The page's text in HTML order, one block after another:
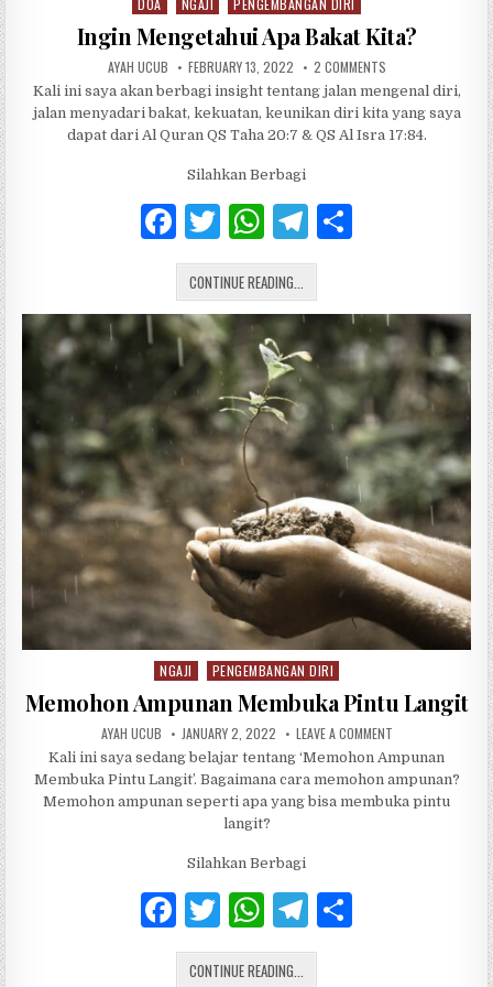
Posted in
DOA NGAJI PENGEMBANGAN DIRI
Ingin Mengetahui Apa Bakat Kita?
AUTHOR:
AYAH UCUB PUBLISHED DATE:
FEBRUARY 13, 2022 2 COMMENTSON INGIN
Kali ini saya akan berbagi insight tentang jalan mengenal diri,
jalan menyadari bakat, kekuatan, keunikan diri kita yang saya
dapat dari Al Quran QS Taha 20:7 & QS Al Isra 17:84.
Silahkan Berbagi
F
a
c
e
b
o
o
k
T
w
it
te
r
W
h
at
s
A
p
p
T
el
e
g
ra
m
e
CONTINUE READING... INGIN MENGETAHUI APA BAKAT
Posted in
NGAJI PENGEMBANGAN DIRI
Memohon Ampunan Membuka Pintu Langit
AUTHOR:
AYAH UCUB PUBLISHED DATE:
JANUARY 2, 2022 LEAVE A COMMENTON MEMOHON
Kali ini saya sedang belajar tentang ‘Memohon Ampunan
Membuka Pintu Langit’. Bagaimana cara memohon ampunan?
Memohon ampunan seperti apa yang bisa membuka pintu
langit?
Silahkan Berbagi
F
a
T
w
W
h
T
el
CONTINUE READING... MEMOHON AMPUNAN MEMBUKA